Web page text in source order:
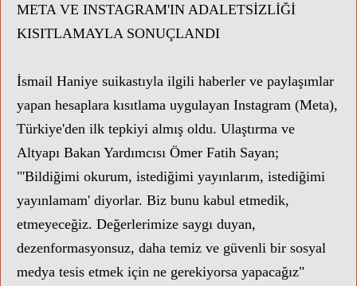
META VE INSTAGRAM'IN ADALETSİZLİĞİ
KISITLAMAYLA SONUÇLANDI
İsmail Haniye suikastıyla ilgili haberler ve paylaşımlar
yapan hesaplara kısıtlama uygulayan Instagram (Meta),
Türkiye'den ilk tepkiyi almış oldu. Ulaştırma ve
Altyapı Bakan Yardımcısı Ömer Fatih Sayan;
"'Bildiğimi okurum, istediğimi yayınlarım, istediğimi
yayınlamam' diyorlar. Biz bunu kabul etmedik,
etmeyeceğiz. Değerlerimize saygı duyan,
dezenformasyonsuz, daha temiz ve güvenli bir sosyal
medya tesis etmek için ne gerekiyorsa yapacağız"